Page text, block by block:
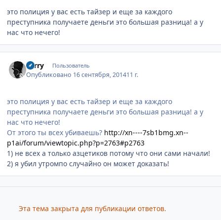
это полиция у вас есть тайзер и еще за каждого
преступника получаете деньги это большая разница! а у
нас что нечего!
Serry Пользователь
Опубликовано 16 сентября, 201411 г.
это полиция у вас есть тайзер и еще за каждого
преступника получаете деньги это большая разница! а у
нас что нечего!
От этого ты всех убиваешь? http://xn----7sb1bmg.xn--
p1ai/forum/viewtopic.php?p=2763#p2763
1) не всех а только азцетиков потому что они сами начали!
2) я убил утромпо случайно он может доказать!
Эта тема закрыта для публикации ответов.